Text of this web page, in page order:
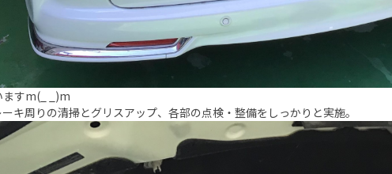
ますm(_ _)m
キ周りの清掃とグリスアップ、各部の点検・整備をしっかりと実施。